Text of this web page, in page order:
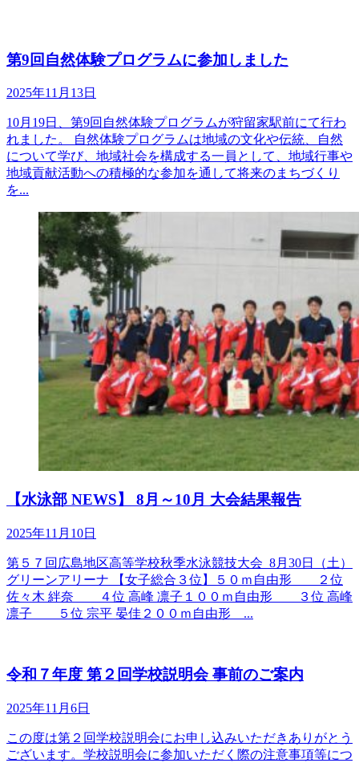
第9回自然体験プログラムに参加しました
2025年11月13日
10月19日、第9回自然体験プログラムが狩留家駅前にて行わ
れました。 自然体験プログラムは地域の文化や伝統、自然
について学び、地域社会を構成する一員として、地域行事や
地域貢献活動への積極的な参加を通して将来のまちづくり
を...
【水泳部 NEWS】 8月～10月 大会結果報告
2025年11月10日
第５７回広島地区高等学校秋季水泳競技大会 8月30日（土）
グリーンアリーナ 【女子総合３位】５０ｍ自由形 ２位
佐々木 絆奈 ４位 高峰 凛子１００ｍ自由形 ３位 高峰
凛子 ５位 宗平 晏佳２００ｍ自由形 ...
令和７年度 第２回学校説明会 事前のご案内
2025年11月6日
この度は第２回学校説明会にお申し込みいただきありがとう
ございます。学校説明会に参加いただく際の注意事項等につ